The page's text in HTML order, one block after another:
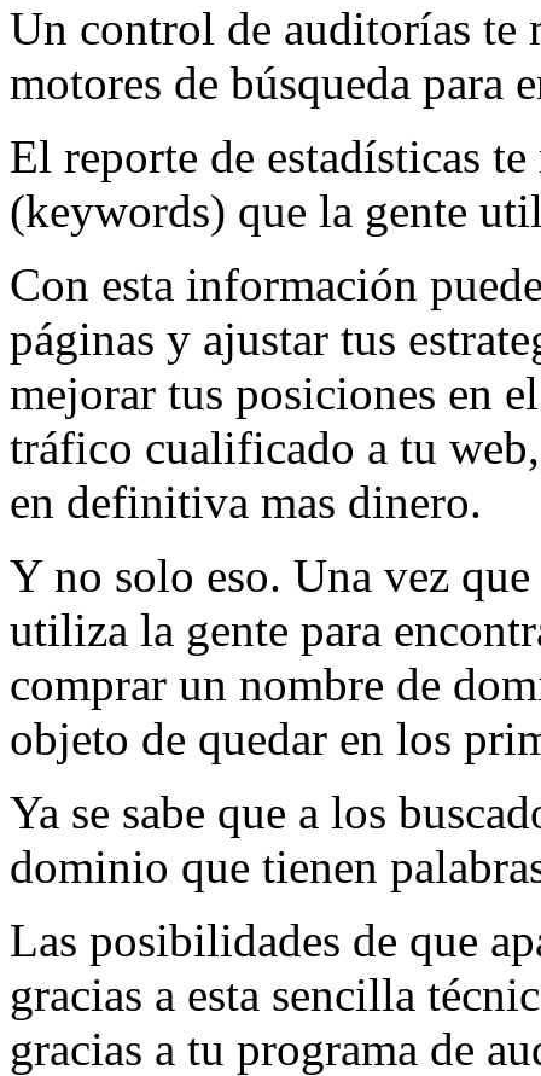
Un control de auditorías te
motores de búsqueda para
El reporte de estadísticas
(keywords) que la gente
Con esta información
páginas y ajustar tus
mejorar tus posiciones en
tráfico cualificado a tu
en definitiva mas dinero.
Y no solo eso. Una vez
utiliza la gente para
comprar un nombre de
objeto de quedar en los
Ya se sabe que a los
dominio que tienen
Las posibilidades de que
gracias a esta sencilla
gracias a tu programa de